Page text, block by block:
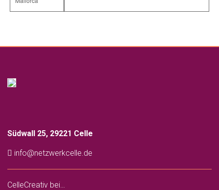
Südwall 25, 29221 Celle
info@netzwerkcelle.de
CelleCreativ bei…